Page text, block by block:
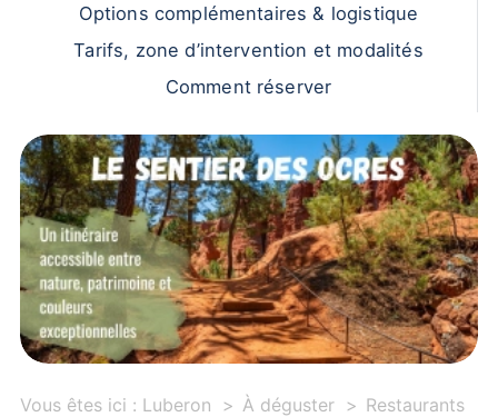
Options complémentaires & logistique
Tarifs, zone d’intervention et modalités
Comment réserver
Vous êtes ici : Luberon À déguster Restaurants